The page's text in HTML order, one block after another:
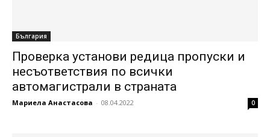
България
Проверка установи редица пропуски и
несъответствия по всички
автомагистрали в страната
Мариела Анастасова - 08.04.2022 0